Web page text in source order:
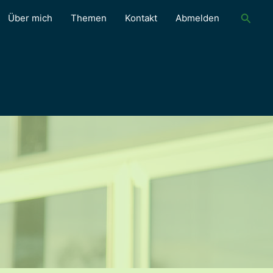
Über mich Themen Kontakt Abmelden